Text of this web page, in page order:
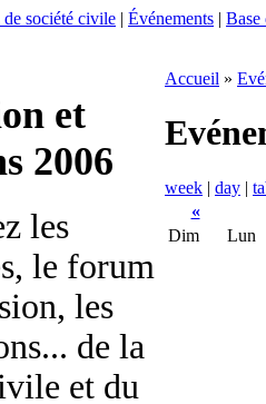
société civile | Événements | Base
et
2006
les
le forum
les
de la
et du
Accueil »
week | day |
«
Dim
Lun